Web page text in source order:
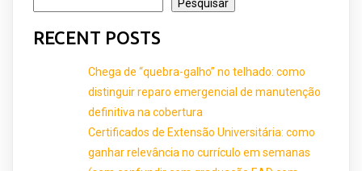
Pesquisar
RECENT POSTS
Chega de “quebra-galho” no telhado: como
distinguir reparo emergencial de manutenção
definitiva na cobertura
Certificados de Extensão Universitária: como
ganhar relevância no currículo em semanas